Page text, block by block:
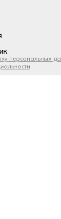
персональных